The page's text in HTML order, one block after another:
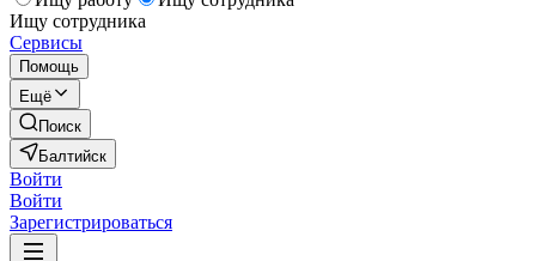
Ищу сотрудника
Сервисы
Помощь
Ещё
Поиск
Балтийск
Войти
Войти
Зарегистрироваться